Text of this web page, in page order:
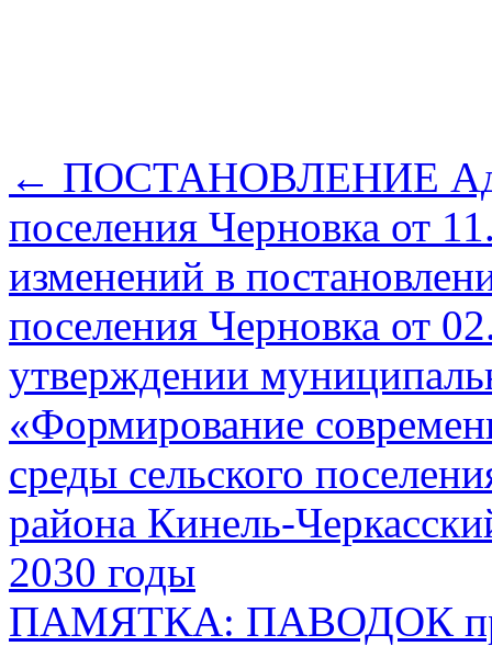
← ПОСТАНОВЛЕНИЕ
поселения Черновка от
изменений в
поселения Черновка от
утверждении
«Формирование
среды сельского
района Кинель-
2030 годы
ПАМЯТКА: ПАВОДОК